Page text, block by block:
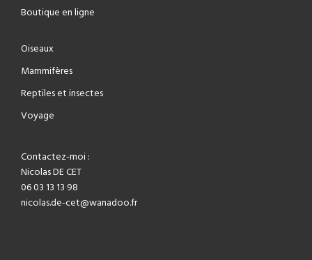
Boutique en ligne
Oiseaux
Mammifères
Reptiles et insectes
Voyage
Contactez-moi :
Nicolas DE CET
06 03 13 13 98
nicolas.de-cet@wanadoo.fr